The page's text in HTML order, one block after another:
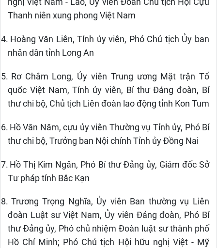
nghị Việt Nam - Lào, Ủy viên Đoàn Chủ tịch Hội Cựu
Thanh niên xung phong Việt Nam
Hoàng Văn Liên, Tỉnh ủy viên, Phó Chủ tịch Ủy ban
nhân dân tỉnh Long An
Rơ Châm Long, Ủy viên Trung ương Mặt trận Tổ
quốc Việt Nam, Tỉnh ủy viên, Bí thư Đảng đoàn, Bí
thư chi bộ, Chủ tịch Liên đoàn lao động tỉnh Kon Tum
Hồ Văn Năm, cựu ủy viên Thường vụ Tỉnh ủy, Phó Bí
thư chi bộ, Trưởng ban Nội chính Tỉnh ủy Đồng Nai
Hồ Thị Kim Ngân, Phó Bí thư Đảng ủy, Giám đốc Sở
Tư pháp tỉnh Bắc Kạn
Trương Trọng Nghĩa, Ủy viên Ban thường vụ Liên
đoàn Luật sư Việt Nam, Ủy viên Đảng đoàn, Phó Bí
thư Đảng ủy, Phó chủ nhiệm Đoàn luật sư thành phố
Hồ Chí Minh; Phó Chủ tịch Hội hữu nghị Việt - Mỹ